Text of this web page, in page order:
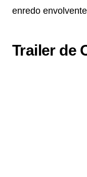
enredo
Trailer de